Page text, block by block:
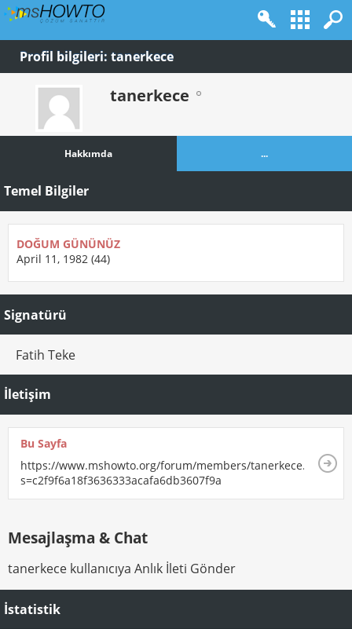
Profil bilgileri: tanerkece
tanerkece
Hakkımda ...
Temel Bilgiler
DOĞUM GÜNÜNÜZ
April 11, 1982 (44)
Signatürü
Fatih Teke
İletişim
Bu Sayfa
https://www.mshowto.org/forum/members/tanerkece.html?
s=c2f9f6a18f3636333acafa6db3607f9a
Mesajlaşma & Chat
tanerkece kullanıcıya Anlık İleti Gönder
İstatistik